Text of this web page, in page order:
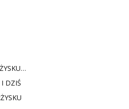
I DZIŚ